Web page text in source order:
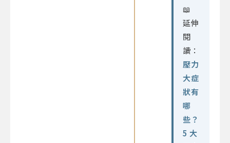
📖
延伸
閱
讀：
壓力
大症
狀有
哪
些？
5 大